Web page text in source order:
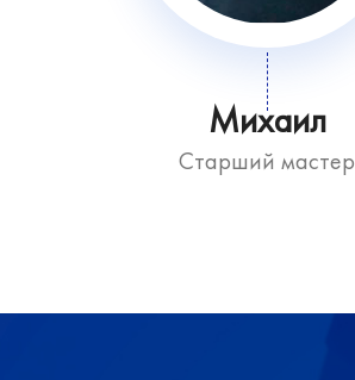
Михаил
Старший мастер